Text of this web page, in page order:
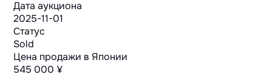
Дата аукциона
2025-11-01
Статус
Sold
Цена продажи в Японии
545 000 ¥